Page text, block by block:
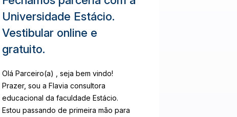
Universidade Estácio.
Vestibular online e
gratuito.
Olá Parceiro(a) , seja bem vindo!
Prazer, sou a Flavia consultora
educacional da faculdade Estácio.
Estou passando de primeira mão para